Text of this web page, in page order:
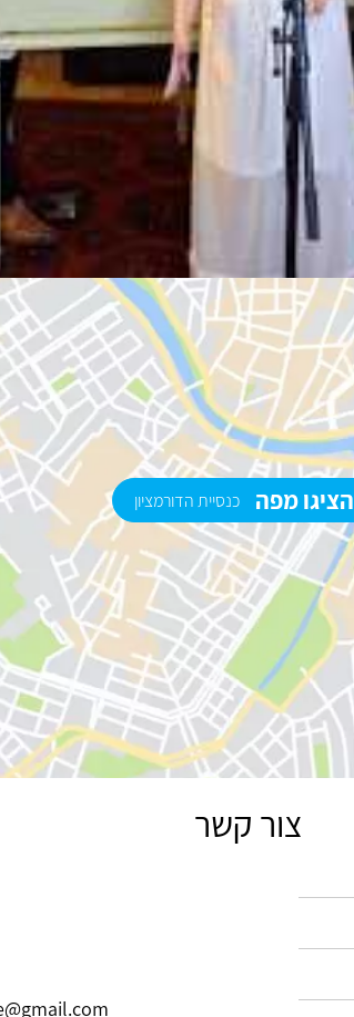
הציגו מפה כנסיית הדורמציון
צור קשר